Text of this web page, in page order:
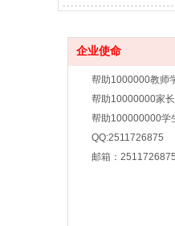
企业使命
帮助1000000教师
帮助10000000家
帮助100000000学
QQ:2511726875
邮箱：